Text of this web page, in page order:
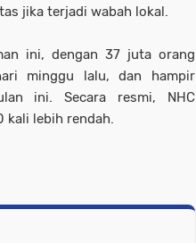
jika terjadi wabah lokal.
ini, dengan 37 juta orang
minggu lalu, dan hampir
ini. Secara resmi, NHC
kali lebih rendah.